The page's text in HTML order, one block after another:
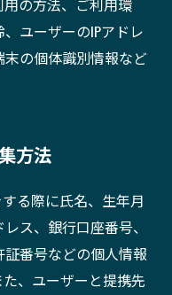
の方法、ご利用環
ユーザーのIPアドレ
の個体識別情報など
方法
る際に氏名、生年月
ス、銀行口座番号、
番号などの個人情報
、ユーザーと提携先